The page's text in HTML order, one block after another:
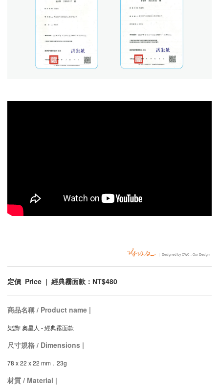
｜ Designed by CWC , Our Design
定價 Price | 經典霧面款：NT$480
商品名稱 / Product name |
架讚! 奧星人 - 經典霧面款
尺寸規格 / Dimensions |
78 x 22 x 22 mm． 23g
材質 / Material |